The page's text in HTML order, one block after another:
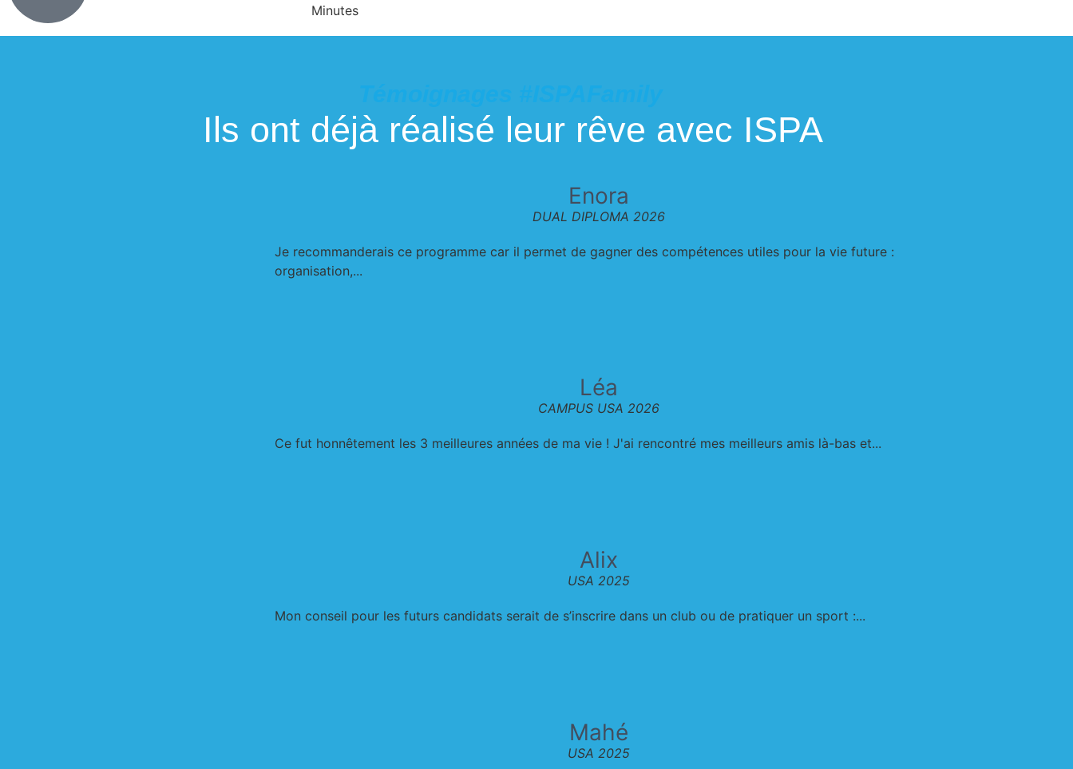
Minutes
Ils ont déjà réalisé leur rêve avec ISPA
Enora
DUAL DIPLOMA 2026
Je recommanderais ce programme car il permet de gagner des compétences utiles pour la vie future :
organisation,...
Léa
CAMPUS USA 2026
Ce fut honnêtement les 3 meilleures années de ma vie ! J'ai rencontré mes meilleurs amis là-bas et...
Alix
USA 2025
Mon conseil pour les futurs candidats serait de s’inscrire dans un club ou de pratiquer un sport :...
Mahé
USA 2025